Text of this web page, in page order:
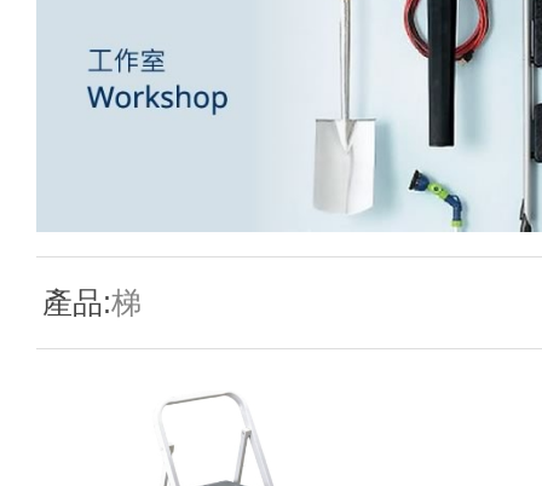
新聞資訊
聯絡我們
語言
產品:梯